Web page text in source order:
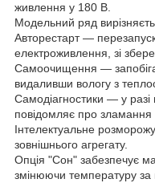
живлення у 180 В.
Модельний ряд
Авторестарт —
електроживлення, зі
Самоочищення —
видаливши вологу з
Самодіагностики — у разі
повідомляє про зламання
Інтелектуальне
зовнішнього агрегату.
Опція "Сон" забезпечує
змінюючи температуру за